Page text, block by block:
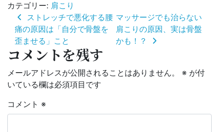
カテゴリー: 肩こり
投
稿
ナ
ビ
ゲ
ー
シ
ョ
ン
ストレッチで悪化する腰
痛の原因は「自分で骨盤を
歪ませる」こと
マッサージでも治らない
肩こりの原因、実は骨盤
かも！？
コメントを残す
メールアドレスが公開されることはありません。 ※ が付
いている欄は必須項目です
コメント ※